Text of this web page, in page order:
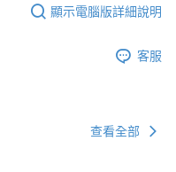
顯示電腦版詳細說明
客服
查看全部